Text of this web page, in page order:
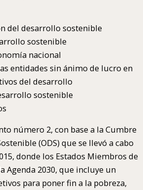
del desarrollo sostenible
sostenible
nacional
entidades sin ánimo de lucro en
del desarrollo
sostenible
número 2, con base a la Cumbre
(ODS) que se llevó a cabo
donde los Estados Miembros de
Agenda 2030, que incluye un
para poner fin a la pobreza,